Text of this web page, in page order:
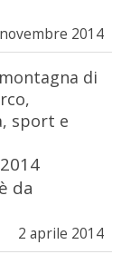
2014
di
sport e
da
2 aprile 2014